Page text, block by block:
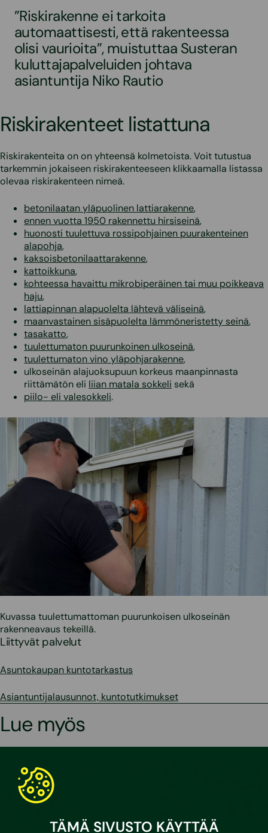
TÄMÄ SIVUSTO KÄYTTÄÄ
”Riskirakenne ei tarkoita
automaattisesti, että rakenteessa
olisi vaurioita”, muistuttaa Susteran
kuluttajapalveluiden johtava
asiantuntija Niko Rautio
Riskirakenteet listattuna
Riskirakenteita on on yhteensä kolmetoista. Voit tutustua
tarkemmin jokaiseen riskirakenteeseen klikkaamalla listassa
olevaa riskirakenteen nimeä.
betonilaatan yläpuolinen lattiarakenne,
ennen vuotta 1950 rakennettu hirsiseinä,
huonosti tuulettuva rossipohjainen puurakenteinen
alapohja,
kaksoisbetonilaattarakenne,
kattoikkuna,
kohteessa havaittu mikrobiperäinen tai muu poikkeava
haju,
lattiapinnan alapuolelta lähtevä väliseinä,
maanvastainen sisäpuolelta lämmöneristetty seinä,
tasakatto,
tuulettumaton puurunkoinen ulkoseinä,
tuulettumaton vino yläpohjarakenne,
ulkoseinän alajuoksupuun korkeus maanpinnasta
riittämätön eli liian matala sokkeli sekä
piilo- eli valesokkeli.
Kuvassa tuulettumattoman puurunkoisen ulkoseinän
rakenneavaus tekeillä.
Liittyvät palvelut
Asuntokaupan kuntotarkastus
Asiantuntijalausunnot, kuntotutkimukset
Lue myös